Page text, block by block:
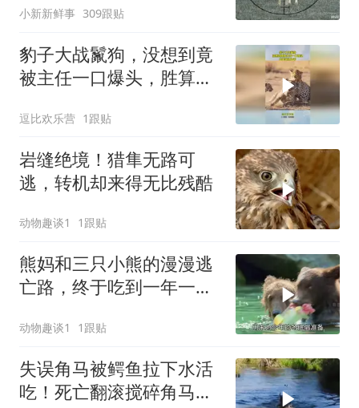
小新新鲜事 309跟贴
豹子大战鬣狗，没想到竟
被主任一口爆头，胜算瞬
逗比欢乐营 1跟贴
岩缝绝境！猎隼无路可
逃，转机却来得无比残酷
动物趣谈1 1跟贴
熊妈和三只小熊的漫漫逃
亡路，终于吃到一年一度
动物趣谈1 1跟贴
失误角马被鳄鱼拉下水活
吃！死亡翻滚搅碎角马反